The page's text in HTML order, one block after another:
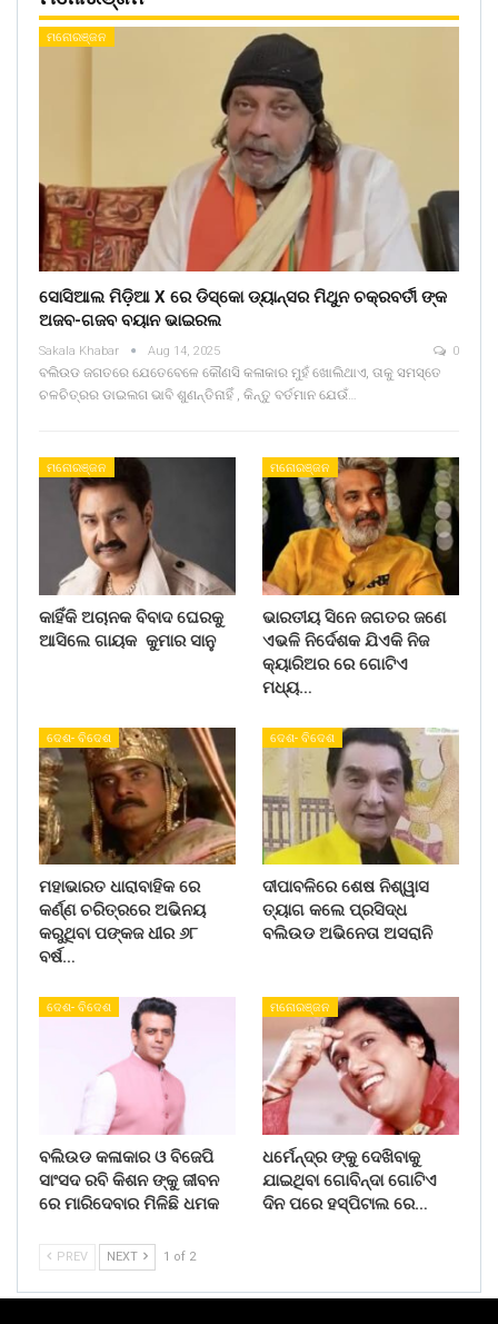
ମନୋରଞ୍ଜନ
ସୋସିଆଲ ମିଡ଼ିଆ X ରେ ଡିସ୍କୋ ଡ୍ୟାନ୍ସର ମିଥୁନ ଚକ୍ରବର୍ତୀ ଙ୍କ
ଅଜବ-ଗଜବ ବୟାନ ଭାଇରଲ
Sakala Khabar Aug 14, 2025 0
ବଲିଉଡ ଜଗତରେ ଯେତେବେଳେ କୌଣସି କଳାକାର ମୁହଁ ଖୋଲିଥାଏ, ତାକୁ ସମସ୍ତେ
ଚଳଚିତ୍ରର ଡାଇଲଗ ଭାବି ଶୁଣନ୍ତିନାହିଁ , କିନ୍ତୁ ବର୍ତମାନ ଯେଉଁ…
ମନୋରଞ୍ଜନ
କାହିଁକି ଅଚାନକ ବିବାଦ ଘେରକୁ
ଆସିଲେ ଗାୟକ କୁମାର ସାନୁ
ମନୋରଞ୍ଜନ
ଭାରତୀୟ ସିନେ ଜଗତର ଜଣେ
ଏଭଳି ନିର୍ଦେଶକ ଯିଏକି ନିଜ
କ୍ୟାରିଅର ରେ ଗୋଟିଏ
ମଧ୍ୟ…
ଦେଶ- ବିଦେଶ
ମହାଭାରତ ଧାରାବାହିକ ରେ
କର୍ଣ୍ଣ ଚରିତ୍ରରେ ଅଭିନୟ
କରୁଥିବା ପଙ୍କଜ ଧୀର ୬୮
ବର୍ଷ…
ଦେଶ- ବିଦେଶ
ଦୀପାବଳିରେ ଶେଷ ନିଶ୍ୱାସ
ତ୍ୟାଗ କଲେ ପ୍ରସିଦ୍ଧ
ବଲିଉଡ ଅଭିନେତା ଅସରାନି
ଦେଶ- ବିଦେଶ
ବଲିଉଡ କଳାକାର ଓ ବିଜେପି
ସାଂସଦ ରବି କିଶନ ଙ୍କୁ ଜୀବନ
ରେ ମାରିଦେବାର ମିଳିଛି ଧମକ
ମନୋରଞ୍ଜନ
ଧର୍ମେନ୍ଦ୍ର ଙ୍କୁ ଦେଖିବାକୁ
ଯାଇଥିବା ଗୋବିନ୍ଦା ଗୋଟିଏ
ଦିନ ପରେ ହସ୍ପିଟାଲ ରେ…
PREV NEXT 1 of 2